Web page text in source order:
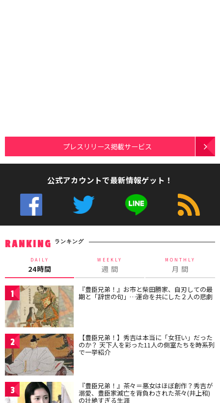
プレスリリース掲載サービス
公式アカウントで最新情報ゲット！
RANKING ランキング
DAILY
24時間
WEEKLY
週 間
MONTHLY
月 間
1 『豊臣兄弟！』お市と柴田勝家、自刃しての最
期と「辞世の句」…運命を共にした２人の悲劇
2 【豊臣兄弟！】秀吉は本当に「女狂い」だった
のか？ 天下人を彩った11人の側室たちを時系列
で一挙紹介
3 『豊臣兄弟！』茶々＝悪女はほぼ創作？秀吉が
溺愛、豊臣家滅亡を背負わされた茶々(井上和)
の壮絶すぎる生涯